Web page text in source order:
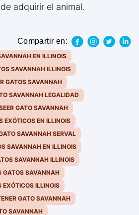
adquirir el animal.
Compartir en:
EN ILLINOIS
SAVANNAH ILLINOIS
GATOS SAVANNAH
SAVANNAH LEGALIDAD
GATO SAVANNAH
EXÓTICOS EN ILLINOIS
SAVANNAH SERVAL
SAVANNAH EN ILLINOIS
SAVANNAH ILLINOIS
GATOS SAVANNAH
EXÓTICOS ILLINOIS
GATO SAVANNAH
SAVANNAH